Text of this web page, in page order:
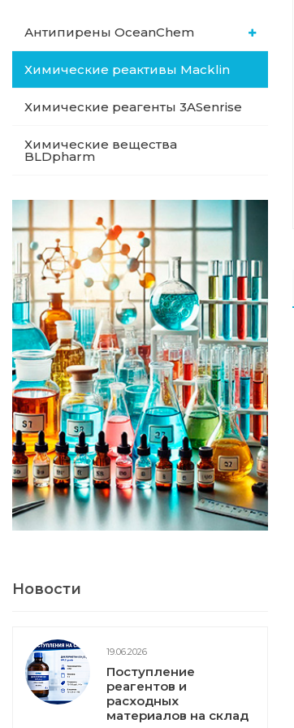
Антипирены OceanСhem
Химические реактивы Macklin
Химические реагенты 3ASenrise
Химические вещества
BLDpharm
Новости
19.06.2026
Поступление
реагентов и
расходных
материалов на склад